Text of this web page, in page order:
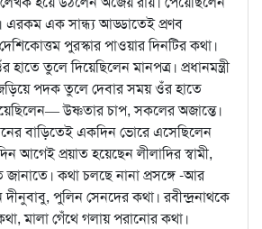
এরকম এক সান্ধ্য আড্ডাতেই প্রণব
পুরস্কার পাওয়ার দিনটির কথা।
হাতে তুলে দিয়েছিলেন মানপত্র। প্রধানমন্ত্রী
পদক তুলে দেবার সময় ওঁর হাতে
উষ্ণতার চাপ, সকলের অজান্তে।
বাড়িতেই একদিন ভোরে এসেছিলেন
আগেই প্রয়াত হয়েছেন লীলাদির স্বামী,
কথা চলছে নানা প্রসঙ্গে -আর
পুলিন সেনদের কথা। রবীন্দ্রনাথকে
মালা গেঁথে গলায় পরানোর কথা।